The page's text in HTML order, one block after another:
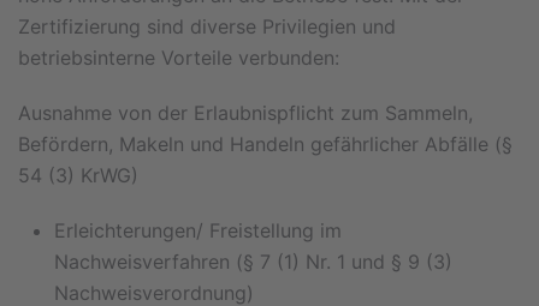
Zertifizierung sind diverse Privilegien und
betriebsinterne Vorteile verbunden:
Ausnahme von der Erlaubnispflicht zum Sammeln,
Befördern, Makeln und Handeln gefährlicher Abfälle (§
54 (3) KrWG)
Erleichterungen/ Freistellung im
Nachweisverfahren (§ 7 (1) Nr. 1 und § 9 (3)
Nachweisverordnung)